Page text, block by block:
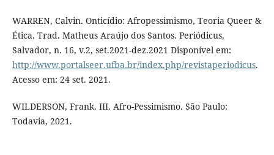
WARREN, Calvin. Onticídio: Afropessimismo, Teoria Queer &
Ética. Trad. Matheus Araújo dos Santos. Periódicus,
Salvador, n. 16, v.2, set.2021-dez.2021 Disponível em:
http://www.portalseer.ufba.br/index.php/revistaperiodicus.
Acesso em: 24 set. 2021.
WILDERSON, Frank. III. Afro-Pessimismo. São Paulo:
Todavia, 2021.